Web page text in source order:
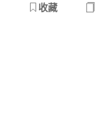
收藏